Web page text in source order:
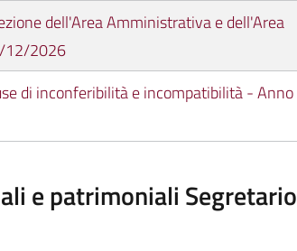
dell'Area Amministrativa e dell'Area
12/2026
di inconferibilità e incompatibilità - Anno
e patrimoniali Segretario